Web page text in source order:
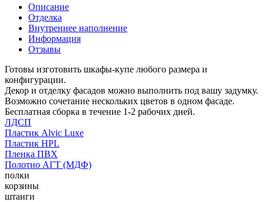
Описание
Отделка
Внутреннее наполнение
Информация
Отзывы
Готовы изготовить шкафы-купе любого размера и
конфигурации.
Декор и отделку фасадов можно выполнить под вашу задумку.
Возможно сочетание нескольких цветов в одном фасаде.
Бесплатная сборка в течение 1-2 рабочих дней.
ЛДСП
Пластик Alvic Luxe
Пластик HPL
Пленка ПВХ
Полотно АГТ (МДФ)
полки
корзины
штанги